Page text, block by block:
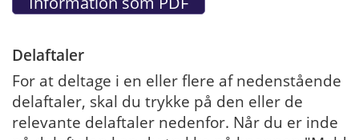
Delaftaler
For at deltage i en eller flere af nedenstående
delaftaler, skal du trykke på den eller de
relevante delaftaler nedenfor. Når du er inde